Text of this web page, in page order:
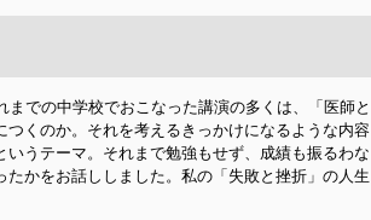
までの中学校でおこなった講演の多くは、「医師と
くのか。それを考えるきっかけになるような内容
うテーマ。それまで勉強もせず、成績も振るわな
かをお話ししました。私の「失敗と挫折」の人生